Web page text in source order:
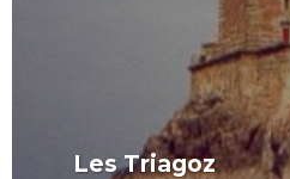
Les Triagoz